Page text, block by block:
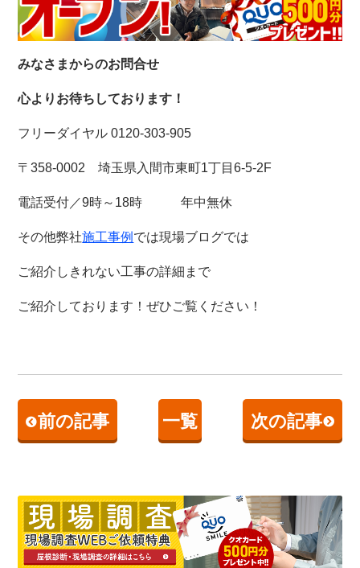
みなさまからのお問合せ
心よりお待ちしております！
フリーダイヤル 0120-303-905
〒358-0002 埼玉県入間市東町1丁目6-5-2F
電話受付／9時～18時 年中無休
その他弊社施工事例 では現場ブログでは
ご紹介しきれない工事の詳細まで
ご紹介しております！ぜひご覧ください！
前の記事 一覧 次の記事